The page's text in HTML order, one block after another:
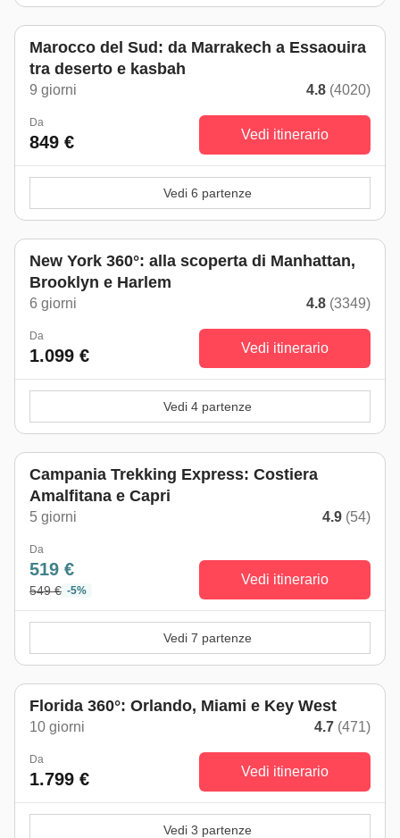
Marocco del Sud: da Marrakech a Essaouira
tra deserto e kasbah
9 giorni 4.8 (4020)
Da
849 € Vedi itinerario
Vedi 6 partenze
New York 360°: alla scoperta di Manhattan,
Brooklyn e Harlem
6 giorni 4.8 (3349)
Da
1.099 € Vedi itinerario
Vedi 4 partenze
Campania Trekking Express: Costiera
Amalfitana e Capri
5 giorni 4.9 (54)
Da
519 €
549 € -5%
Vedi itinerario
Vedi 7 partenze
Florida 360°: Orlando, Miami e Key West
10 giorni 4.7 (471)
Da
1.799 € Vedi itinerario
Vedi 3 partenze